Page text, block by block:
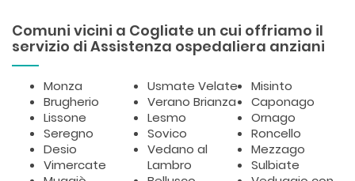
Comuni vicini a Cogliate un cui offriamo il
servizio di Assistenza ospedaliera anziani
Monza
Brugherio
Lissone
Seregno
Desio
Vimercate
Usmate Velate
Verano Brianza
Lesmo
Sovico
Vedano al
Lambro
Misinto
Caponago
Ornago
Roncello
Mezzago
Sulbiate